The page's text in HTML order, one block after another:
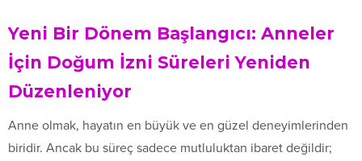
Yeni Bir Dönem Başlangıcı: Anneler
İçin Doğum İzni Süreleri Yeniden
Düzenleniyor
Anne olmak, hayatın en büyük ve en güzel deneyimlerinden
biridir. Ancak bu süreç sadece mutluluktan ibaret değildir;